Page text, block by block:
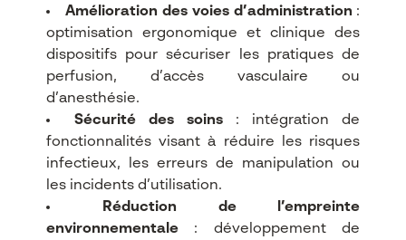
Amélioration des voies d’administration :
optimisation ergonomique et clinique des
dispositifs pour sécuriser les pratiques de
perfusion, d’accès vasculaire ou
d’anesthésie.
Sécurité des soins : intégration de
fonctionnalités visant à réduire les risques
infectieux, les erreurs de manipulation ou
les incidents d’utilisation.
Réduction de l’empreinte
environnementale: développement de